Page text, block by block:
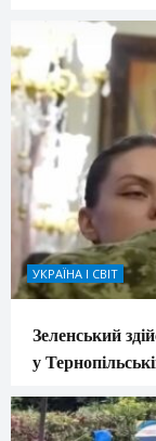
УКРАЇНА І СВІТ
Зеленський
у